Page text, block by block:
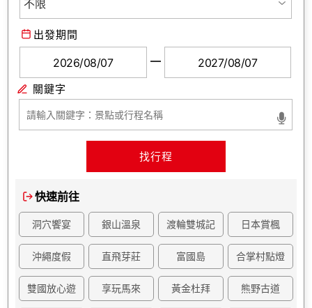
並立即向警政相關單位反映。盈達旅遊關心您的安全。
出發期間
找行程
快速前往
洞穴饗宴 銀山溫泉 渡輪雙城記 日本賞楓
沖繩度假 直飛芽莊 富國島 合掌村點燈
雙國放心遊 享玩馬來 黃金杜拜 熊野古道